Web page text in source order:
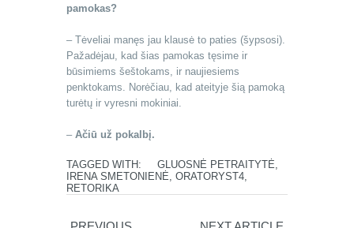
pamokas?
– Tėveliai manęs jau klausė to paties (šypsosi).
Pažadėjau, kad šias pamokas tęsime ir
būsimiems šeštokams, ir naujiesiems
penktokams. Norėčiau, kad ateityje šią pamoką
turėtų ir vyresni mokiniai.
– Ačiū už pokalbį.
TAGGED WITH: GLUOSNĖ PETRAITYTĖ
IRENA SMETONIENĖ ORATORYST4
RETORIKA